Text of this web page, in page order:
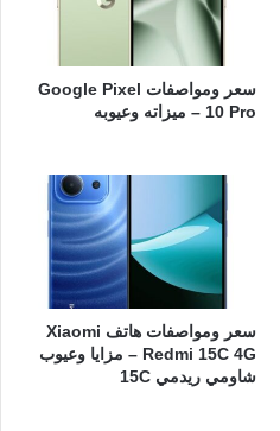
سعر ومواصفات Google Pixel
10 Pro – ميزاته وعيوبه
سعر ومواصفات هاتف Xiaomi
Redmi 15C 4G – مزايا وعيوب
شاومي ريدمي 15C